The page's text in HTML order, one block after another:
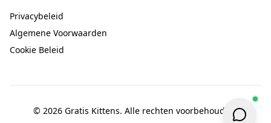
Privacybeleid
Algemene Voorwaarden
Cookie Beleid
© 2026 Gratis Kittens. Alle rechten voorbehouden.